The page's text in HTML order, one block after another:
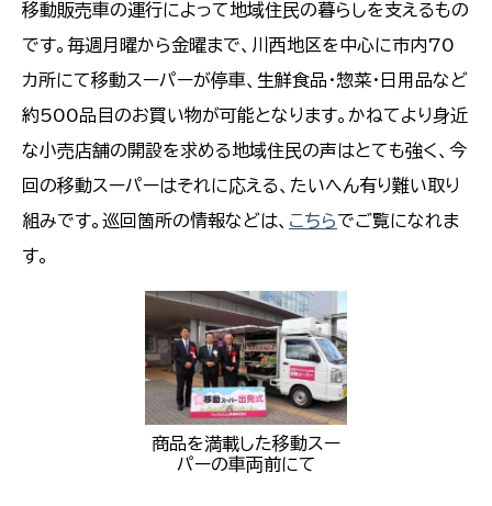
移動販売車の運行によって地域住民の暮らしを支えるもの
です。毎週月曜から金曜まで、川西地区を中心に市内70
カ所にて移動スーパーが停車、生鮮食品・惣菜・日用品など
約500品目のお買い物が可能となります。かねてより身近
な小売店舗の開設を求める地域住民の声はとても強く、今
回の移動スーパーはそれに応える、たいへん有り難い取り
組みです。巡回箇所の情報などは、 こちらでご覧になれま
す。
商品を満載した移動スー
パーの車両前にて